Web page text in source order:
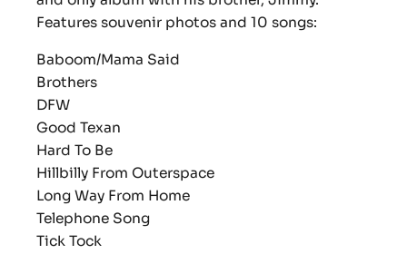
Features souvenir photos and 10 songs:
Baboom/Mama Said
Brothers
DFW
Good Texan
Hard To Be
Hillbilly From Outerspace
Long Way From Home
Telephone Song
Tick Tock